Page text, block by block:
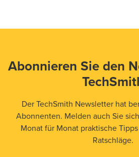
Abonnieren Sie den
Der TechSmith Newsletter hat
Abonnenten. Melden auch Sie
Monat für Monat praktische
Ratschläge.